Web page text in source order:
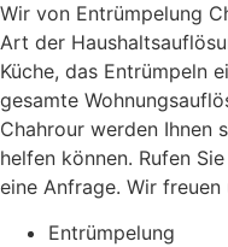
Wir von Entrümpelung
Art der
Küche, das Entrümpeln
gesamte
Chahrour werden Ihnen
helfen können. Rufen
eine Anfrage. Wir
Entrümpelung